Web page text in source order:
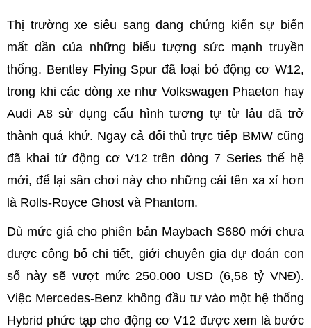
Thị trường xe siêu sang đang chứng kiến sự biến
mất dần của những biểu tượng sức mạnh truyền
thống. Bentley Flying Spur đã loại bỏ động cơ W12,
trong khi các dòng xe như Volkswagen Phaeton hay
Audi A8 sử dụng cấu hình tương tự từ lâu đã trở
thành quá khứ. Ngay cả đối thủ trực tiếp BMW cũng
đã khai tử động cơ V12 trên dòng 7 Series thế hệ
mới, để lại sân chơi này cho những cái tên xa xỉ hơn
là Rolls-Royce Ghost và Phantom.
Dù mức giá cho phiên bản Maybach S680 mới chưa
được công bố chi tiết, giới chuyên gia dự đoán con
số này sẽ vượt mức 250.000 USD (6,58 tỷ VNĐ).
Việc Mercedes-Benz không đầu tư vào một hệ thống
Hybrid phức tạp cho động cơ V12 được xem là bước